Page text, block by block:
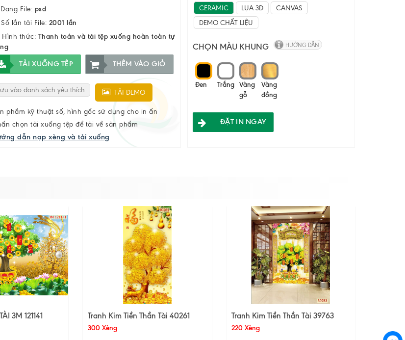
Dạng File: psd
lần tải File: 2001 lần
Hình thức: Thanh toán và tải tệp xuống hoàn toàn tự
TẢI XUỐNG TỆP THÊM VÀO GIỎ
vào danh sách yêu thích TẢI DEMO
phẩm kỹ thuật số, hình gốc sử dụng cho in ấn
chọn tải xuống tệp để tải về sản phẩm
dẫn nạp xèng và tải xuống
CERAMIC LỤA 3D
CANVAS
DEMO CHẤT LIỆU
CHỌN MÀU KHUNG HƯỚNG DẪN
Đen Trắng Vàng
gỗ
Vàng
đồng
ĐẶT IN NGAY
3M 121141 Tranh Kim Tiền Thần Tài 40261
300 Xèng
Tranh Kim Tiền Thần Tài 39763
220 Xèng